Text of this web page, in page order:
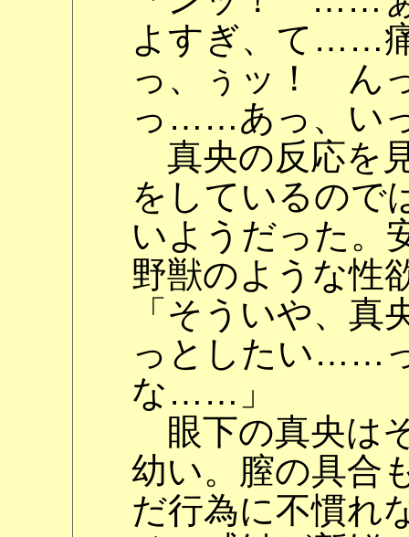
よすぎ、て……
っ、ぅッ！ ん
っ……あっ、い
真央の反応を
をしているので
いようだった。
野獣のような性
「そういや、真
っとしたい……
な……」
眼下の真央は
幼い。膣の具合
だ行為に不慣れ